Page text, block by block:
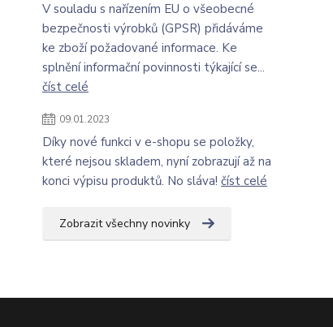
V souladu s nařízením EU o všeobecné
bezpečnosti výrobků (GPSR) přidáváme
ke zboží požadované informace. Ke
splnění informační povinnosti týkající se...
číst celé
09.01.2023
Díky nové funkci v e-shopu se položky,
které nejsou skladem, nyní zobrazují až na
konci výpisu produktů. No sláva! číst celé
Zobrazit všechny novinky